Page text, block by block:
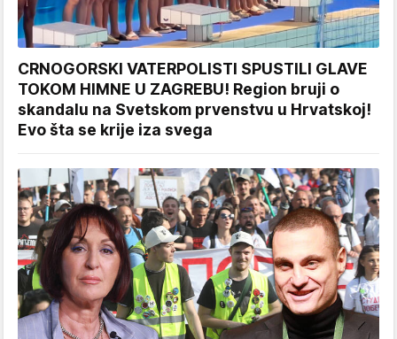
CRNOGORSKI VATERPOLISTI SPUSTILI GLAVE
TOKOM HIMNE U ZAGREBU! Region bruji o
skandalu na Svetskom prvenstvu u Hrvatskoj!
Evo šta se krije iza svega